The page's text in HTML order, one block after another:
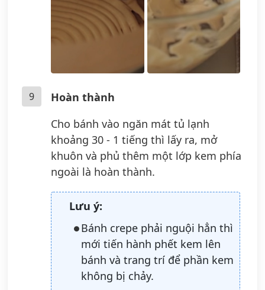
9
Hoàn thành
Cho bánh vào ngăn mát tủ lạnh
khoảng 30 - 1 tiếng thì lấy ra, mở
khuôn và phủ thêm một lớp kem phía
ngoài là hoàn thành.
Lưu ý:
Bánh crepe phải nguội hẳn thì
mới tiến hành phết kem lên
bánh và trang trí để phần kem
không bị chảy.